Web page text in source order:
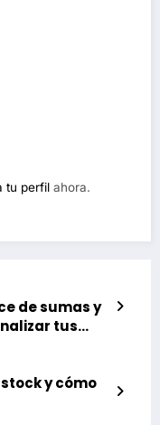
tu perfil ahora.
de sumas y
tus
y cómo